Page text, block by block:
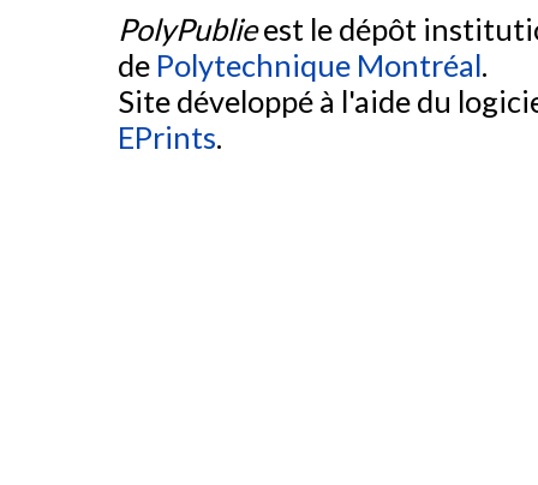
PolyPublieest le dépôt
de Polytechnique Montréal.
Site développé à l'aide du
EPrints.